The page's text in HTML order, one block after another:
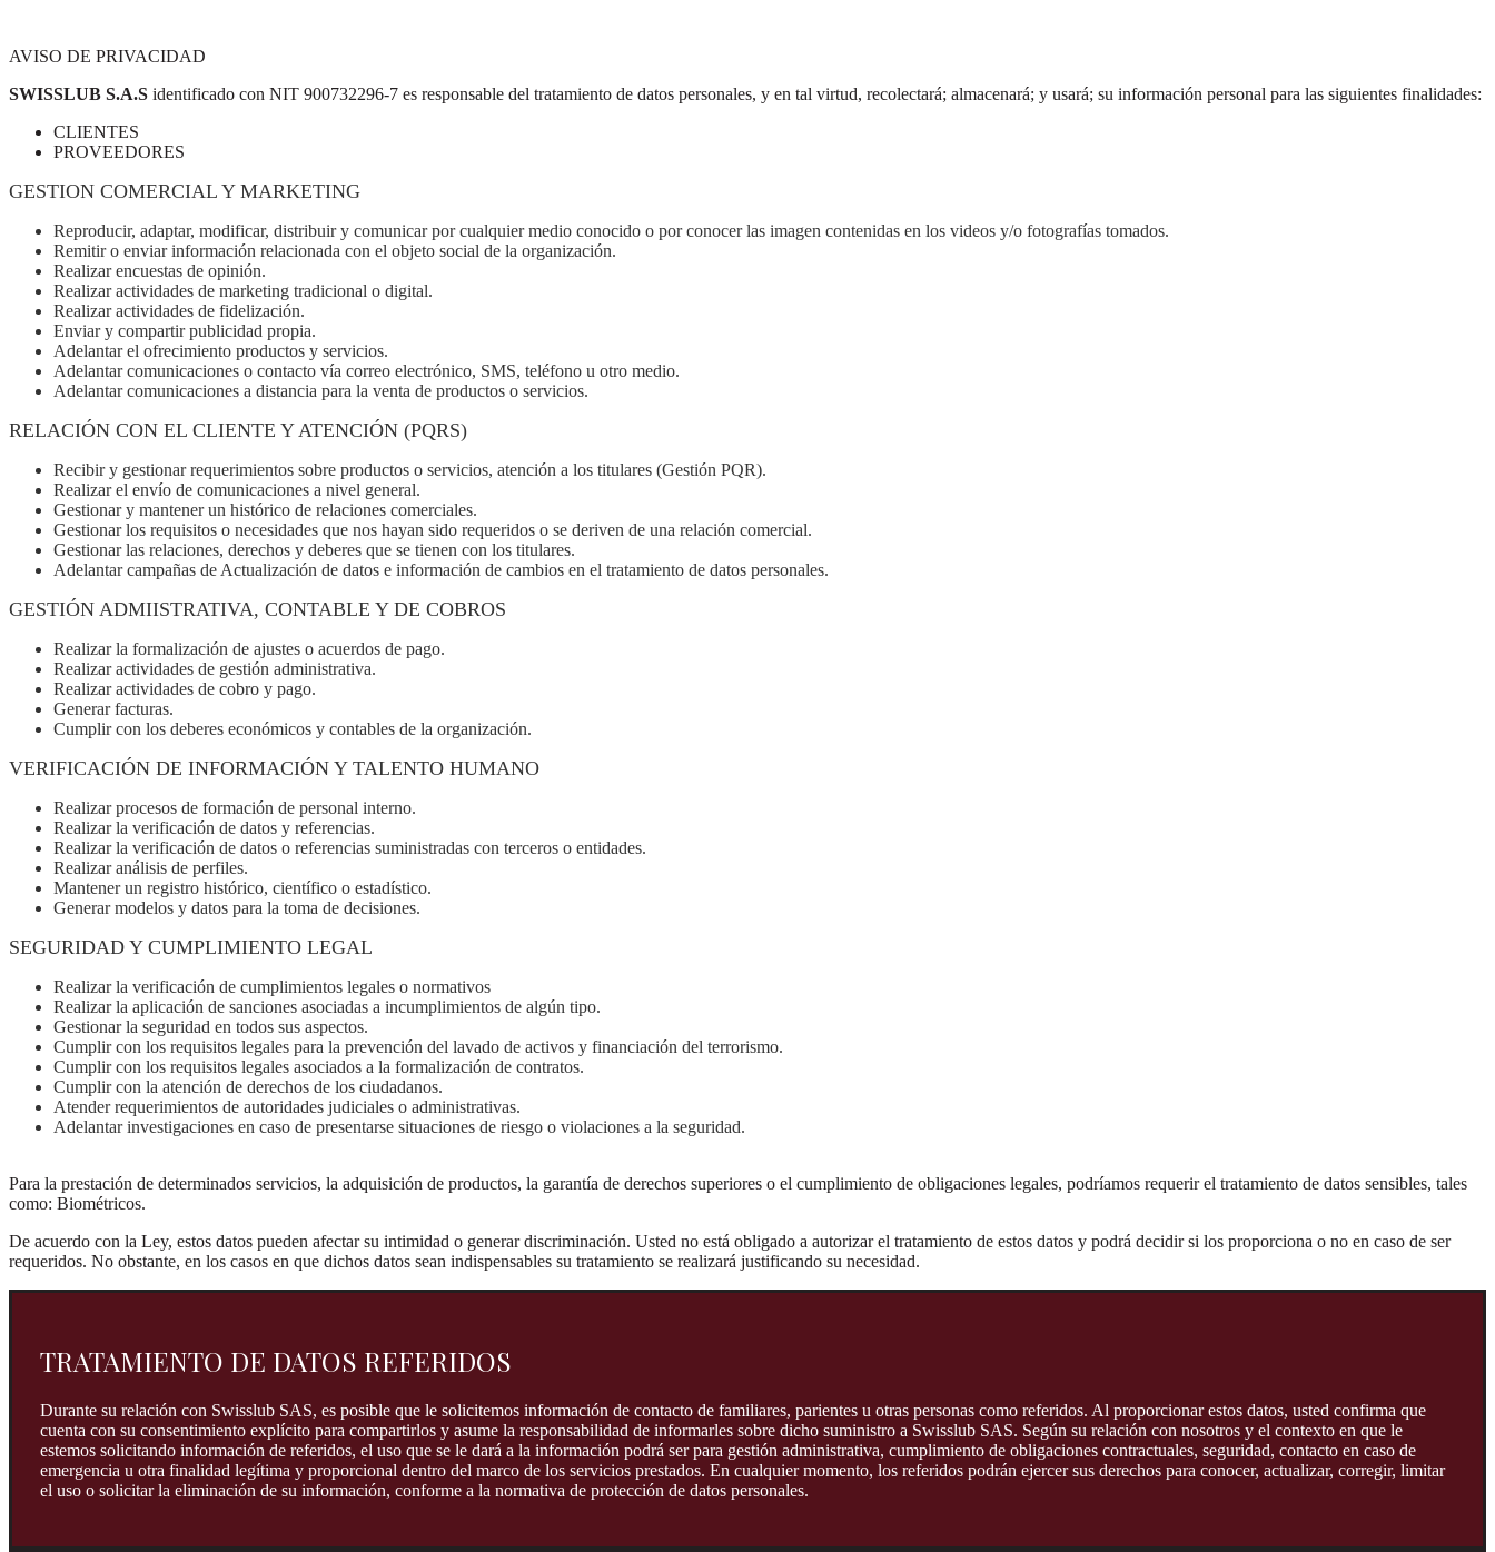
AVISO DE PRIVACIDAD
SWISSLUB S.A.S identificado con NIT 900732296-7 es responsable del tratamiento de datos personales, y en tal virtud, recolectará; almacenará; y usará; su información personal para las siguientes finalidades:
CLIENTES
PROVEEDORES
GESTION COMERCIAL Y MARKETING
Reproducir, adaptar, modificar, distribuir y comunicar por cualquier medio conocido o por conocer las imagen contenidas en los videos y/o fotografías tomados.
Remitir o enviar información relacionada con el objeto social de la organización.
Realizar encuestas de opinión.
Realizar actividades de marketing tradicional o digital.
Realizar actividades de fidelización.
Enviar y compartir publicidad propia.
Adelantar el ofrecimiento productos y servicios.
Adelantar comunicaciones o contacto vía correo electrónico, SMS, teléfono u otro medio.
Adelantar comunicaciones a distancia para la venta de productos o servicios.
RELACIÓN CON EL CLIENTE Y ATENCIÓN (PQRS)
Recibir y gestionar requerimientos sobre productos o servicios, atención a los titulares (Gestión PQR).
Realizar el envío de comunicaciones a nivel general.
Gestionar y mantener un histórico de relaciones comerciales.
Gestionar los requisitos o necesidades que nos hayan sido requeridos o se deriven de una relación comercial.
Gestionar las relaciones, derechos y deberes que se tienen con los titulares.
Adelantar campañas de Actualización de datos e información de cambios en el tratamiento de datos personales.
GESTIÓN ADMIISTRATIVA, CONTABLE Y DE COBROS
Realizar la formalización de ajustes o acuerdos de pago.
Realizar actividades de gestión administrativa.
Realizar actividades de cobro y pago.
Generar facturas.
Cumplir con los deberes económicos y contables de la organización.
VERIFICACIÓN DE INFORMACIÓN Y TALENTO HUMANO
Realizar procesos de formación de personal interno.
Realizar la verificación de datos y referencias.
Realizar la verificación de datos o referencias suministradas con terceros o entidades.
Realizar análisis de perfiles.
Mantener un registro histórico, científico o estadístico.
Generar modelos y datos para la toma de decisiones.
SEGURIDAD Y CUMPLIMIENTO LEGAL
Realizar la verificación de cumplimientos legales o normativos
Realizar la aplicación de sanciones asociadas a incumplimientos de algún tipo.
Gestionar la seguridad en todos sus aspectos.
Cumplir con los requisitos legales para la prevención del lavado de activos y financiación del terrorismo.
Cumplir con los requisitos legales asociados a la formalización de contratos.
Cumplir con la atención de derechos de los ciudadanos.
Atender requerimientos de autoridades judiciales o administrativas.
Adelantar investigaciones en caso de presentarse situaciones de riesgo o violaciones a la seguridad.
Para la prestación de determinados servicios, la adquisición de productos, la garantía de derechos superiores o el cumplimiento de obligaciones legales, podríamos requerir el tratamiento de datos sensibles, tales
como: Biométricos.
De acuerdo con la Ley, estos datos pueden afectar su intimidad o generar discriminación. Usted no está obligado a autorizar el tratamiento de estos datos y podrá decidir si los proporciona o no en caso de ser
requeridos. No obstante, en los casos en que dichos datos sean indispensables su tratamiento se realizará justificando su necesidad.
TRATAMIENTO DE DATOS REFERIDOS
Durante su relación con Swisslub SAS, es posible que le solicitemos información de contacto de familiares, parientes u otras personas como referidos. Al proporcionar estos datos, usted confirma que
cuenta con su consentimiento explícito para compartirlos y asume la responsabilidad de informarles sobre dicho suministro a Swisslub SAS. Según su relación con nosotros y el contexto en que le
estemos solicitando información de referidos, el uso que se le dará a la información podrá ser para gestión administrativa, cumplimiento de obligaciones contractuales, seguridad, contacto en caso de
emergencia u otra finalidad legítima y proporcional dentro del marco de los servicios prestados. En cualquier momento, los referidos podrán ejercer sus derechos para conocer, actualizar, corregir, limitar
el uso o solicitar la eliminación de su información, conforme a la normativa de protección de datos personales.